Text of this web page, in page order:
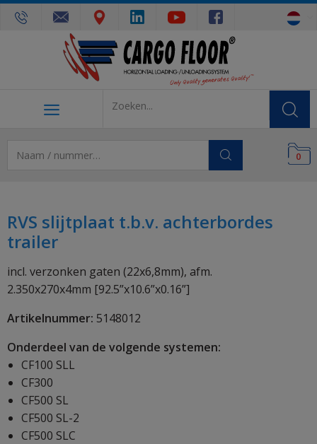
0
RVS slijtplaat t.b.v. achterbordes
trailer
incl. verzonken gaten (22x6,8mm), afm.
2.350x270x4mm [92.5”x10.6”x0.16”]
Artikelnummer: 5148012
Onderdeel van de volgende systemen:
CF100 SLL
CF300
CF500 SL
CF500 SL-2
CF500 SLC